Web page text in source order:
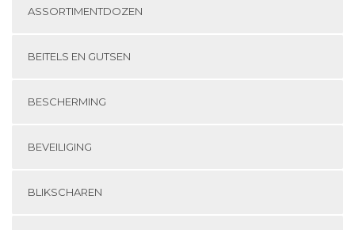
ASSORTIMENTDOZEN
BEITELS EN GUTSEN
BESCHERMING
BEVEILIGING
BLIKSCHAREN